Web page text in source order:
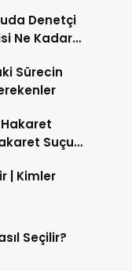
Denetçi
Ne Kadar
Sürecin
Hakaret
Suçu
| Kimler
Seçilir?